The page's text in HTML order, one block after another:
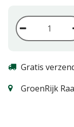
Gratis
GroenRijk